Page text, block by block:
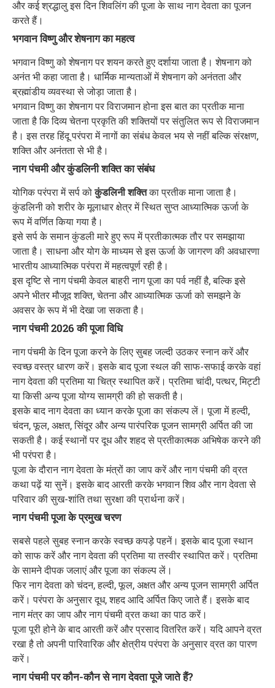
और कई श्रद्धालु इस दिन शिवलिंग की पूजा के साथ नाग देवता का पूजन
करते हैं।
भगवान विष्णु और शेषनाग का महत्व
भगवान विष्णु को शेषनाग पर शयन करते हुए दर्शाया जाता है। शेषनाग को
अनंत भी कहा जाता है। धार्मिक मान्यताओं में शेषनाग को अनंतता और
ब्रह्मांडीय व्यवस्था से जोड़ा जाता है।
भगवान विष्णु का शेषनाग पर विराजमान होना इस बात का प्रतीक माना
जाता है कि दिव्य चेतना प्रकृति की शक्तियों पर संतुलित रूप से विराजमान
है। इस तरह हिंदू परंपरा में नागों का संबंध केवल भय से नहीं बल्कि संरक्षण,
शक्ति और अनंतता से भी है।
नाग पंचमी और कुंडलिनी शक्ति का संबंध
योगिक परंपरा में सर्प कोकुंडलिनी शक्तिका प्रतीक माना जाता है।
कुंडलिनी को शरीर के मूलाधार क्षेत्र में स्थित सुप्त आध्यात्मिक ऊर्जा के
रूप में वर्णित किया गया है।
इसे सर्प के समान कुंडली मारे हुए रूप में प्रतीकात्मक तौर पर समझाया
जाता है। साधना और योग के माध्यम से इस ऊर्जा के जागरण की अवधारणा
भारतीय आध्यात्मिक परंपरा में महत्वपूर्ण रही है।
इस दृष्टि से नाग पंचमी केवल बाहरी नाग पूजा का पर्व नहीं है, बल्कि इसे
अपने भीतर मौजूद शक्ति, चेतना और आध्यात्मिक ऊर्जा को समझने के
अवसर के रूप में भी देखा जा सकता है।
नाग पंचमी 2026 की पूजा विधि
नाग पंचमी के दिन पूजा करने के लिए सुबह जल्दी उठकर स्नान करें और
स्वच्छ वस्त्र धारण करें। इसके बाद पूजा स्थल की साफ-सफाई करके वहां
नाग देवता की प्रतिमा या चित्र स्थापित करें। प्रतिमा चांदी, पत्थर, मिट्टी
या किसी अन्य पूजा योग्य सामग्री की हो सकती है।
इसके बाद नाग देवता का ध्यान करके पूजा का संकल्प लें। पूजा में हल्दी,
चंदन, फूल, अक्षत, सिंदूर और अन्य पारंपरिक पूजन सामग्री अर्पित की जा
सकती है। कई स्थानों पर दूध और शहद से प्रतीकात्मक अभिषेक करने की
भी परंपरा है।
पूजा के दौरान नाग देवता के मंत्रों का जाप करें और नाग पंचमी की व्रत
कथा पढ़ें या सुनें। इसके बाद आरती करके भगवान शिव और नाग देवता से
परिवार की सुख-शांति तथा सुरक्षा की प्रार्थना करें।
नाग पंचमी पूजा के प्रमुख चरण
सबसे पहले सुबह स्नान करके स्वच्छ कपड़े पहनें। इसके बाद पूजा स्थान
को साफ करें और नाग देवता की प्रतिमा या तस्वीर स्थापित करें। प्रतिमा
के सामने दीपक जलाएं और पूजा का संकल्प लें।
फिर नाग देवता को चंदन, हल्दी, फूल, अक्षत और अन्य पूजन सामग्री अर्पित
करें। परंपरा के अनुसार दूध, शहद आदि अर्पित किए जाते हैं। इसके बाद
नाग मंत्र का जाप और नाग पंचमी व्रत कथा का पाठ करें।
पूजा पूरी होने के बाद आरती करें और प्रसाद वितरित करें। यदि आपने व्रत
रखा है तो अपनी पारिवारिक और क्षेत्रीय परंपरा के अनुसार व्रत का पारण
करें।
नाग पंचमी पर कौन-कौन से नाग देवता पूजे जाते हैं?